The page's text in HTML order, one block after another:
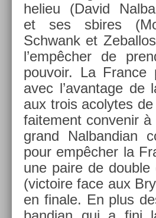
helieu (David
et ses sbires
Schwank et
l’empêcher de
pouvoir. La Fran­ce
avec l’avan­tage
aux trois acolytes
faite­ment con­venir
grand Nal­bandian
pour empêcher la
une paire de
(vic­toire face aux
en fin­ale. En plus